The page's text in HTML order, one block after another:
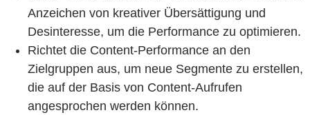
Anzeichen von kreativer Übersättigung und
Desinteresse, um die Performance zu optimieren.
Richtet die Content-Performance an den
Zielgruppen aus, um neue Segmente zu erstellen,
die auf der Basis von Content-Aufrufen
angesprochen werden können.